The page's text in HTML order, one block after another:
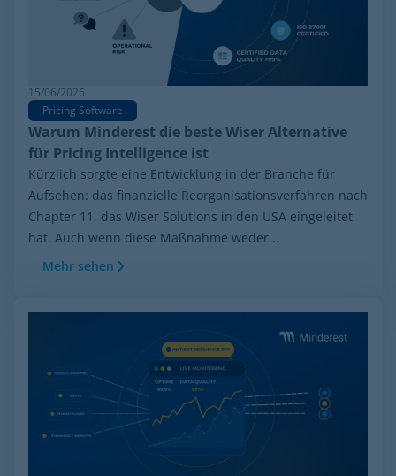
15/06/2026
Pricing Software
Warum Minderest die beste Wiser Alternative
für Pricing Intelligence ist
Kürzlich sorgte eine Entwicklung in der Branche für
Aufsehen: das finanzielle Reorganisationsverfahren nach
Chapter 11, das Wiser Solutions in den USA eingeleitet
hat. Auch wenn diese Maßnahme weder...
Mehr sehen